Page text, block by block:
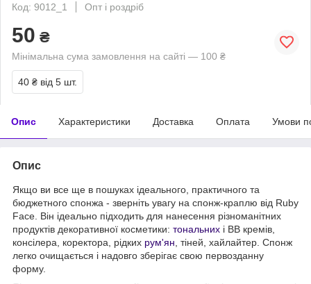
Код: 9012_1
Опт і роздріб
50 ₴
Мінімальна сума замовлення на сайті — 100 ₴
40 ₴ від 5 шт.
Опис Характеристики Доставка Оплата Умови
Опис
Якщо ви все ще в пошуках ідеального, практичного та
бюджетного спонжа - зверніть увагу на спонж-краплю від Ruby
Face. Він ідеально підходить для нанесення різноманітних
продуктів декоративної косметики: тональних і ВВ кремів,
консілера, коректора, рідких рум'ян , тіней, хайлайтер. Спонж
легко очищається і надовго зберігає свою первозданну
форму.